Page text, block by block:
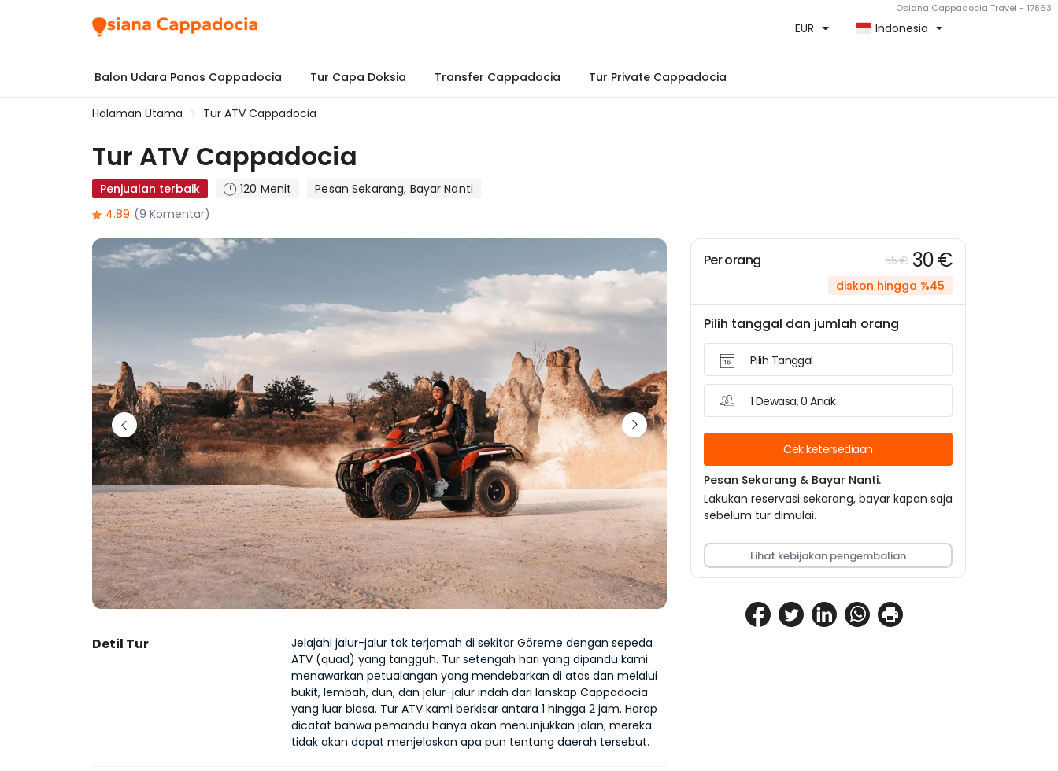
Osiana Cappadocia Travel - 17863
EUR Indonesia
Balon Udara Panas Cappadocia Tur Capa Doksia Transfer Cappadocia Tur Private Cappadocia
Halaman Utama Tur ATV Cappadocia
Tur ATV Cappadocia
Penjualan terbaik 120 Menit
Pesan Sekarang, Bayar Nanti
4.89 (9 Komentar)
Detil Tur
Jelajahi jalur-jalur tak terjamah di sekitar Göreme dengan sepeda
ATV (quad) yang tangguh. Tur setengah hari yang dipandu kami
menawarkan petualangan yang mendebarkan di atas dan melalui
bukit, lembah, dun, dan jalur-jalur indah dari lanskap Cappadocia
yang luar biasa. Tur ATV kami berkisar antara 1 hingga 2 jam. Harap
dicatat bahwa pemandu hanya akan menunjukkan jalan; mereka
tidak akan dapat menjelaskan apa pun tentang daerah tersebut.
Per orang 55 € 30 €
diskon hingga %45
Pilih tanggal dan jumlah orang
Pilih Tanggal
1 Dewasa, 0 Anak
Cek ketersediaan
Pesan Sekarang & Bayar Nanti.
Lakukan reservasi sekarang, bayar kapan saja
sebelum tur dimulai.
Lihat kebijakan pengembalian